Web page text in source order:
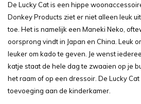
De Lucky Cat is een hippe
Donkey Products ziet er niet alleen leuk
toe. Het is namelijk een Maneki Neko,
oorsprong vindt in Japan en China. Leuk
leuker om kado te geven. Je wenst
katje staat de hele dag te zwaaien op je
het raam of op een dressoir. De Lucky
toevoeging aan de kinderkamer.